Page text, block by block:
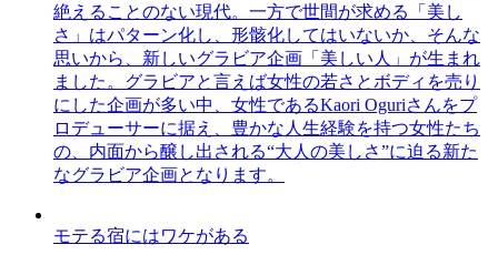
絶えることのない現代。一方で世間が求める「美し
さ」はパターン化し、形骸化してはいないか、そんな
思いから、新しいグラビア企画「美しい人」が生まれ
ました。グラビアと言えば女性の若さとボディを売り
にした企画が多い中、女性であるKaori Oguriさんをプ
ロデューサーに据え、豊かな人生経験を持つ女性たち
の、内面から醸し出される“大人の美しさ”に迫る新た
なグラビア企画となります。
モテる宿にはワケがある